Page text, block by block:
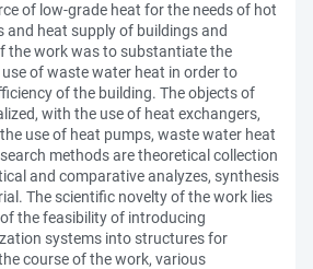
of low-grade heat for the needs of hot
and heat supply of buildings and
the work was to substantiate the
of waste water heat in order to
of the building. The objects of
with the use of heat exchangers,
use of heat pumps, waste water heat
methods are theoretical collection
and comparative analyzes, synthesis
The scientific novelty of the work lies
the feasibility of introducing
systems into structures for
course of the work, various